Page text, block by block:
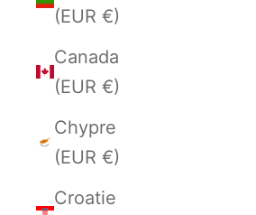
(EUR €)
Canada
(EUR €)
Chypre
(EUR €)
Croatie